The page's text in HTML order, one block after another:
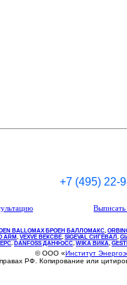
+7 (495) 22-
BALLOMAX БРОЕН БАЛЛОМАКС,
ARM, VEXVE ВЕКСВЕ, SIGEVAL СИГЕВАЛ ,
. DANFOSS ДАНФОСС, WIKA ВИКА,
© ООО «Институт
РФ. Копирование или